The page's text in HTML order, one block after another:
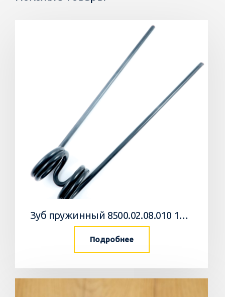
Зуб пружинный 8500.02.08.010 10 Агромастер
Подробнее